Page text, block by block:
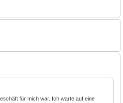
für mich war. Ich warte auf eine